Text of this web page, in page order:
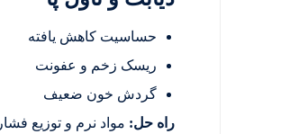
حساسیت کاهش یافته
ریسک زخم و عفونت
گردش خون ضعیف
راه حل: مواد نرم و توزیع فشار